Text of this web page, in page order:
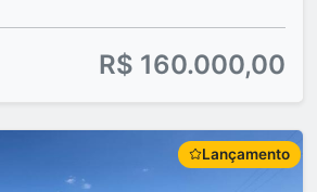
R$ 160.000,00
Lançamento